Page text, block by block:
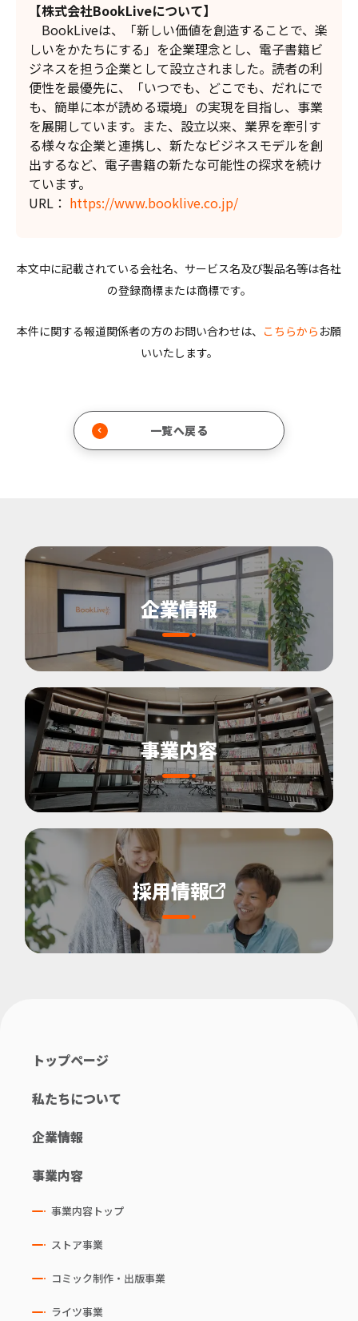
【株式会社BookLiveについて】
BookLiveは、「新しい価値を創造することで、楽
しいをかたちにする」を企業理念とし、電子書籍ビ
ジネスを担う企業として設立されました。読者の利
便性を最優先に、「いつでも、どこでも、だれにで
も、簡単に本が読める環境」の実現を目指し、事業
を展開しています。また、設立以来、業界を牽引す
る様々な企業と連携し、新たなビジネスモデルを創
出するなど、電子書籍の新たな可能性の探求を続け
ています。
URL： https://www.booklive.co.jp/
本文中に記載されている会社名、サービス名及び製品名等は各社
の登録商標または商標です。
本件に関する報道関係者の方のお問い合わせは、 こちらから お願
いいたします。
一覧へ戻る
企業情報
事業内容
採用情報
トップページ
私たちについて
企業情報
事業内容
事業内容トップ
ストア事業
コミック制作・出版事業
ライツ事業